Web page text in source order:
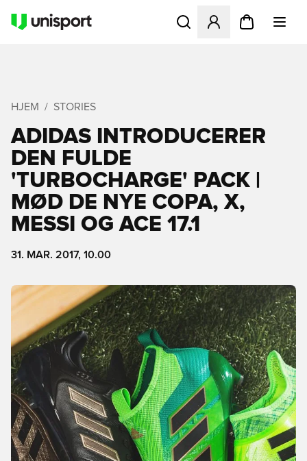
Åbner en Modal til at
HJEM STORIES
ADIDAS INTRODUCERER
DEN FULDE
'TURBOCHARGE' PACK |
MØD DE NYE COPA, X,
MESSI OG ACE 17.1
31. MAR. 2017, 10.00